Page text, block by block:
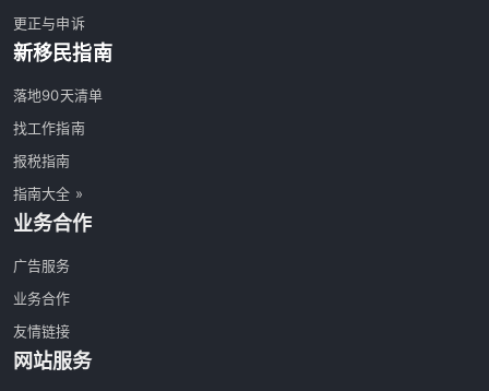
更正与申诉
新移民指南
落地90天清单
找工作指南
报税指南
指南大全 »
业务合作
广告服务
业务合作
友情链接
网站服务